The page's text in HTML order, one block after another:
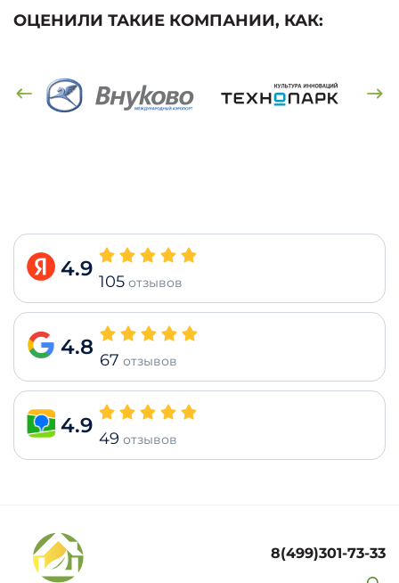
ОЦЕНИЛИ ТАКИЕ КОМПАНИИ, КАК:
4.9
105 отзывов
4.8
67 отзывов
4.9
49 отзывов
8(499)301-73-33